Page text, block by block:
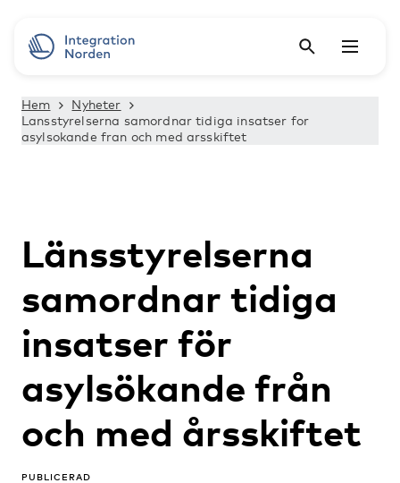
Hem
Nyheter
Lansstyrelserna samordnar tidiga insatser for
asylsokande fran och med arsskiftet
Länsstyrelserna
samordnar tidiga
insatser för
asylsökande från
och med årsskiftet
PUBLICERAD